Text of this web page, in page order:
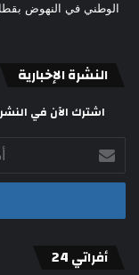
الوطني في النهوض
النشرة الإخبارية
اشترك الآن في النشرة
أدخل
بريدك
الإلكتروني
أفراتي 24